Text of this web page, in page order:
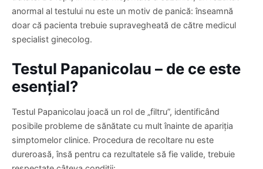
tratate. De fapt, în marea majoritate a cazurilor, un rezultat
anormal al testului nu este un motiv de panică: înseamnă
doar că pacienta trebuie supravegheată de către medicul
Testul Papanicolau – de ce este
esențial?
Testul Papanicolau joacă un rol de „filtru”, identificând
posibile probleme de sănătate cu mult înainte de apariția
simptomelor clinice. Procedura de recoltare nu este
dureroasă, însă pentru ca rezultatele să fie valide, trebuie